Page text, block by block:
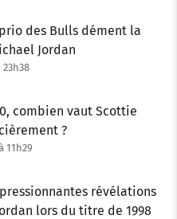
des Bulls dément la
Jordan
23h38
combien vaut Scottie
?
11h29
révélations
lors du titre de 1998